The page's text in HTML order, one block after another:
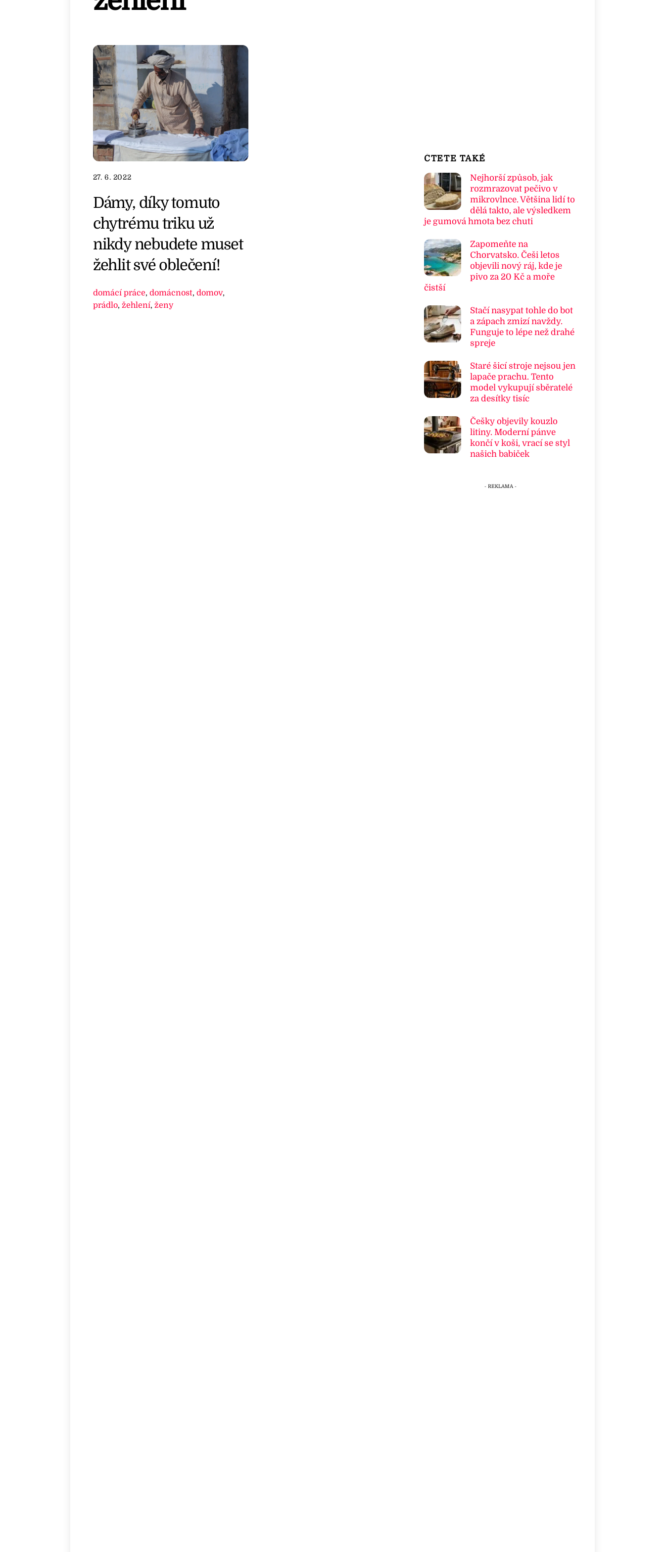
27. 6. 2022
Dámy, díky tomuto
chytrému triku už
nikdy nebudete muset
žehlit své oblečení!
domácí práce, domácnost, domov,
prádlo, žehlení, ženy
ČTETE TAKÉ
Nejhorší způsob, jak
rozmrazovat pečivo v
mikrovlnce. Většina lidí to
dělá takto, ale výsledkem
je gumová hmota bez chuti
Zapomeňte na
Chorvatsko. Češi letos
objevili nový ráj, kde je
pivo za 20 Kč a moře
čistší
Stačí nasypat tohle do bot
a zápach zmizí navždy.
Funguje to lépe než drahé
spreje
Staré šicí stroje nejsou jen
lapače prachu. Tento
model vykupují sběratelé
za desítky tisíc
Češky objevily kouzlo
litiny. Moderní pánve
končí v koši, vrací se styl
našich babiček